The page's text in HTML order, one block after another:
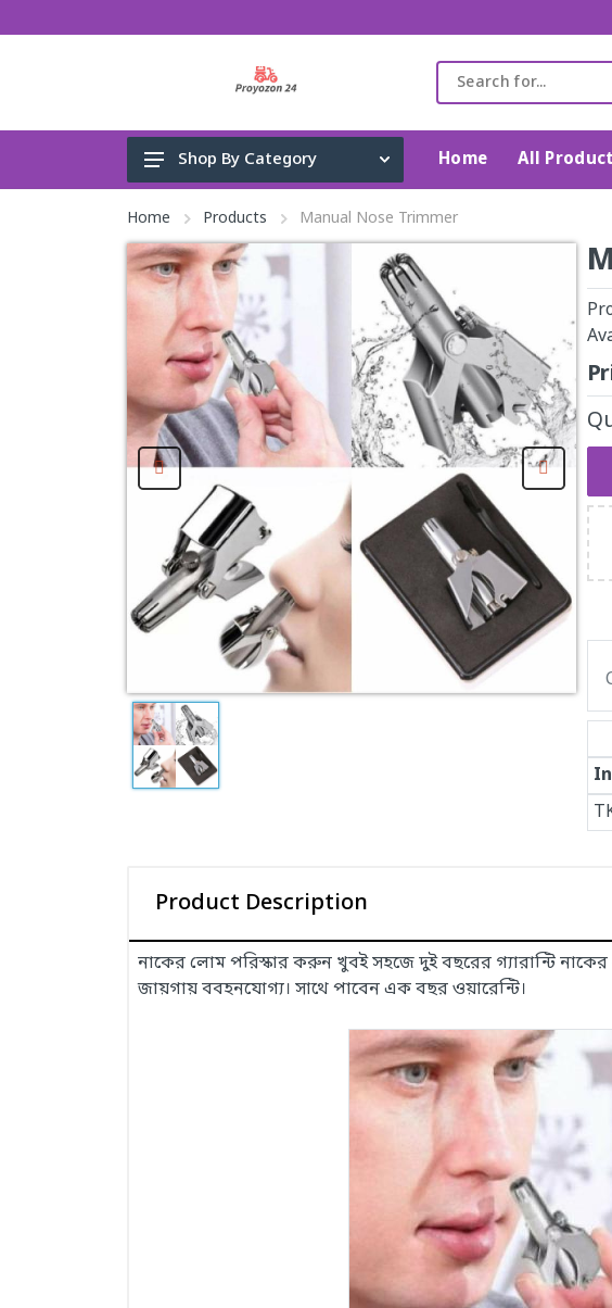
Gadget & Electronics
Cleaning Supplies
Toys, Kids & Baby
Accessories
Home Appliance
Fashion & Lifestyle
Health & Beauty
View All Categories
Shop By Category Home All
Home Products Manual Nose Trimmer
Product Description
নাকের লোম পরিস্কার করুন খুবই সহজে দুই বছরের গ্যারান্টি
জায়গায় ববহনযোগ্য। সাথে পাবেন এক বছর ওয়ারেন্টি।